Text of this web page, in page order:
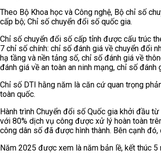
Theo Bộ Khoa học và Công nghệ, Bộ chỉ số
cấp bộ; Chỉ số chuyển đổi số quốc gia.
Chỉ số chuyển đổi số cấp tỉnh được cấu trúc
7 chỉ số chính: chỉ số đánh giá về chuyển đổi
hạ tầng và nền tảng số, chỉ số đánh giá về
đánh giá về an toàn an ninh mạng, chỉ số
Chỉ số DTI hằng năm là căn cứ quan trọng
toàn quốc.
Hành trình Chuyển đổi số Quốc gia khởi đầu
với 80% dịch vụ công được xử lý hoàn toàn
công dân số đã được hình thành. Bên cạnh
Năm 2025 được xem là năm bản lề, kết thúc